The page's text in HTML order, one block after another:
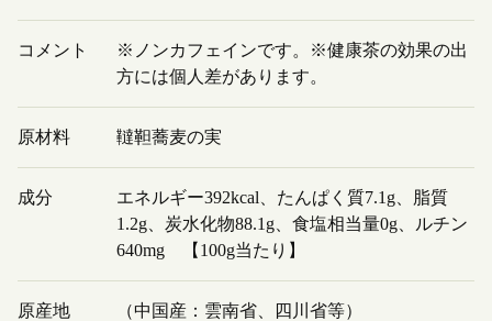
コメント
※ノンカフェインです。※健康茶の効果の出
方には個人差があります。
原材料 韃靼蕎麦の実
成分
エネルギー392kcal、たんぱく質7.1g、脂質
1.2g、炭水化物88.1g、食塩相当量0g、ルチン
640mg 【100g当たり】
原産地 （中国産：雲南省、四川省等）